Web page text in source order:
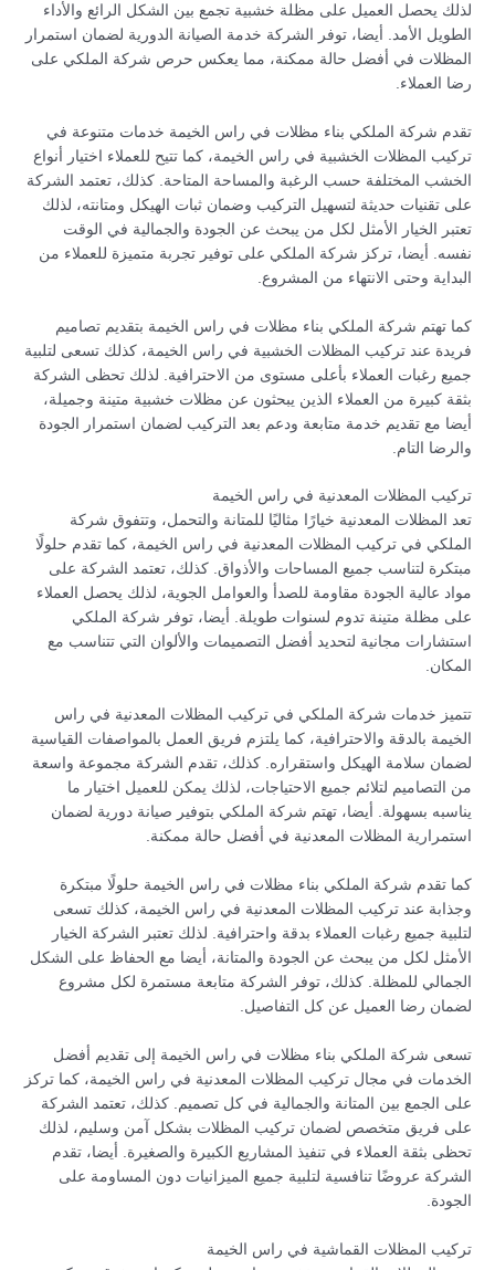
لذلك يحصل العميل على مظلة خشبية تجمع بين الشكل الرائع والأداء
الطويل الأمد. أيضا، توفر الشركة خدمة الصيانة الدورية لضمان استمرار
المظلات في أفضل حالة ممكنة، مما يعكس حرص شركة الملكي على
رضا العملاء.
تقدم شركة الملكي بناء مظلات في راس الخيمة خدمات متنوعة في
تركيب المظلات الخشبية في راس الخيمة، كما تتيح للعملاء اختيار أنواع
الخشب المختلفة حسب الرغبة والمساحة المتاحة. كذلك، تعتمد الشركة
على تقنيات حديثة لتسهيل التركيب وضمان ثبات الهيكل ومتانته، لذلك
تعتبر الخيار الأمثل لكل من يبحث عن الجودة والجمالية في الوقت
نفسه. أيضا، تركز شركة الملكي على توفير تجربة متميزة للعملاء من
البداية وحتى الانتهاء من المشروع.
كما تهتم شركة الملكي بناء مظلات في راس الخيمة بتقديم تصاميم
فريدة عند تركيب المظلات الخشبية في راس الخيمة، كذلك تسعى لتلبية
جميع رغبات العملاء بأعلى مستوى من الاحترافية. لذلك تحظى الشركة
بثقة كبيرة من العملاء الذين يبحثون عن مظلات خشبية متينة وجميلة،
أيضا مع تقديم خدمة متابعة ودعم بعد التركيب لضمان استمرار الجودة
والرضا التام.
تركيب المظلات المعدنية في راس الخيمة
تعد المظلات المعدنية خيارًا مثاليًا للمتانة والتحمل، وتتفوق شركة
الملكي في تركيب المظلات المعدنية في راس الخيمة، كما تقدم حلولًا
مبتكرة لتناسب جميع المساحات والأذواق. كذلك، تعتمد الشركة على
مواد عالية الجودة مقاومة للصدأ والعوامل الجوية، لذلك يحصل العملاء
على مظلة متينة تدوم لسنوات طويلة. أيضا، توفر شركة الملكي
استشارات مجانية لتحديد أفضل التصميمات والألوان التي تتناسب مع
المكان.
تتميز خدمات شركة الملكي في تركيب المظلات المعدنية في راس
الخيمة بالدقة والاحترافية، كما يلتزم فريق العمل بالمواصفات القياسية
لضمان سلامة الهيكل واستقراره. كذلك، تقدم الشركة مجموعة واسعة
من التصاميم لتلائم جميع الاحتياجات، لذلك يمكن للعميل اختيار ما
يناسبه بسهولة. أيضا، تهتم شركة الملكي بتوفير صيانة دورية لضمان
استمرارية المظلات المعدنية في أفضل حالة ممكنة.
كما تقدم شركة الملكي بناء مظلات في راس الخيمة حلولًا مبتكرة
وجذابة عند تركيب المظلات المعدنية في راس الخيمة، كذلك تسعى
لتلبية جميع رغبات العملاء بدقة واحترافية. لذلك تعتبر الشركة الخيار
الأمثل لكل من يبحث عن الجودة والمتانة، أيضا مع الحفاظ على الشكل
الجمالي للمظلة. كذلك، توفر الشركة متابعة مستمرة لكل مشروع
لضمان رضا العميل عن كل التفاصيل.
تسعى شركة الملكي بناء مظلات في راس الخيمة إلى تقديم أفضل
الخدمات في مجال تركيب المظلات المعدنية في راس الخيمة، كما تركز
على الجمع بين المتانة والجمالية في كل تصميم. كذلك، تعتمد الشركة
على فريق متخصص لضمان تركيب المظلات بشكل آمن وسليم، لذلك
تحظى بثقة العملاء في تنفيذ المشاريع الكبيرة والصغيرة. أيضا، تقدم
الشركة عروضًا تنافسية لتلبية جميع الميزانيات دون المساومة على
الجودة.
تركيب المظلات القماشية في راس الخيمة